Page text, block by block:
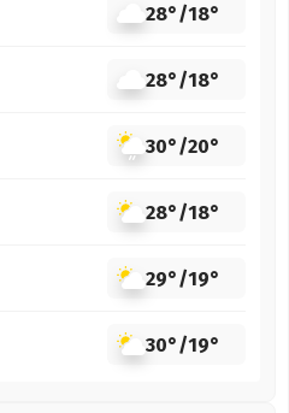
28°/18°
28°/18°
30°/20°
28°/18°
29°/19°
30°/19°